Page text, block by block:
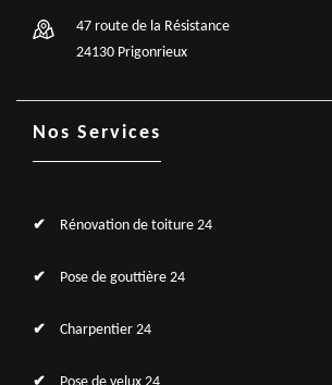
47 route de la Résistance
24130 Prigonrieux
Nos Services
Rénovation de toiture 24
Pose de gouttière 24
Charpentier 24